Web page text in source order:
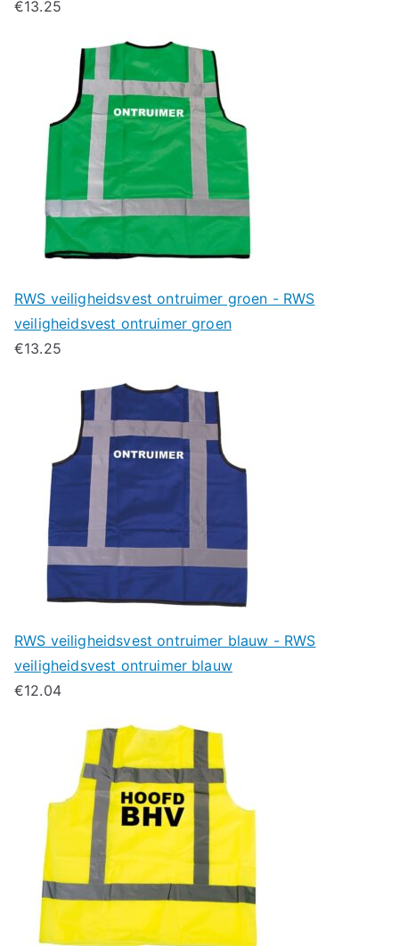
€13.25
RWS veiligheidsvest ontruimer groen - RWS
veiligheidsvest ontruimer groen
€13.25
RWS veiligheidsvest ontruimer blauw - RWS
veiligheidsvest ontruimer blauw
€12.04